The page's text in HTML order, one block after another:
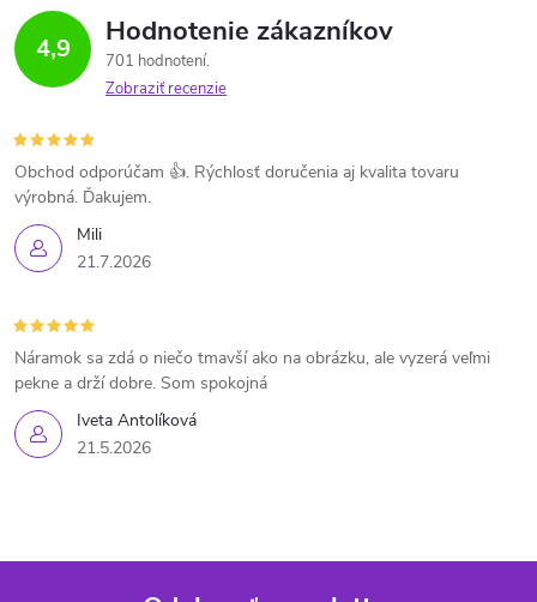
a
c
i
e
p
r
v
k
y
v
p
v
a
n
e
4,9 Hodnotenie zákazníkov
701 hodnotení
Zobraziť recenzie
Mili
21.7.2026
Obchod odporúčam 👍. Rýchlosť doručenia aj kvalita tovaru
výrobná. Ďakujem.
Iveta Antolíková
21.5.2026
Náramok sa zdá o niečo tmavší ako na obrázku, ale vyzerá veľmi
pekne a drží dobre. Som spokojná